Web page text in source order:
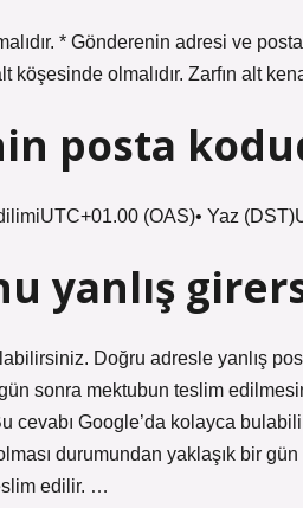
* Gönderenin adresi ve posta
olmalıdır. Zarfın alt
posta
(OAS)• Yaz
yanlış
Doğru adresle yanlış
sonra mektubun teslim
Google’da kolayca
durumundan yaklaşık bir
edilir. …